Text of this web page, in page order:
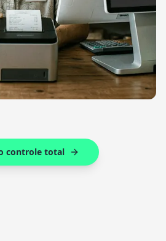
controle total